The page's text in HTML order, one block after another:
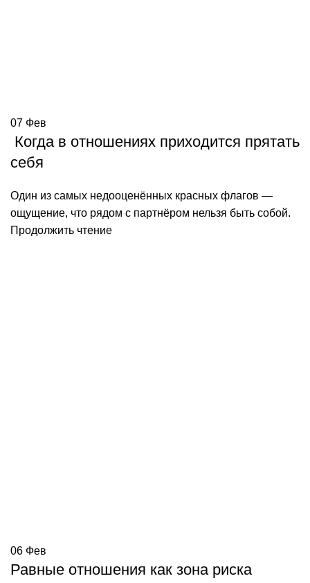
07 Фев
Когда в отношениях приходится прятать
себя
Один из самых недооценённых красных флагов —
ощущение, что рядом с партнёром нельзя быть собой.
Продолжить чтение
06 Фев
Равные отношения как зона риска